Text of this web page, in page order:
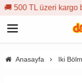
Anasayfa Iki